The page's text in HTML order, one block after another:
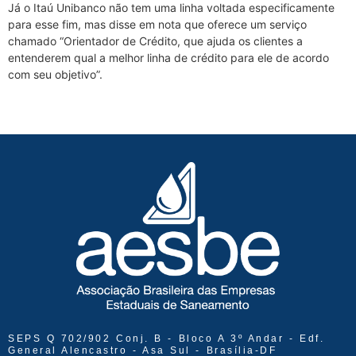
Já o Itaú Unibanco não tem uma linha voltada especificamente
para esse fim, mas disse em nota que oferece um serviço
chamado “Orientador de Crédito, que ajuda os clientes a
entenderem qual a melhor linha de crédito para ele de acordo
com seu objetivo”.
SEPS Q 702/902 Conj. B - Bloco A 3º Andar - Edf.
General Alencastro - Asa Sul - Brasília-DF